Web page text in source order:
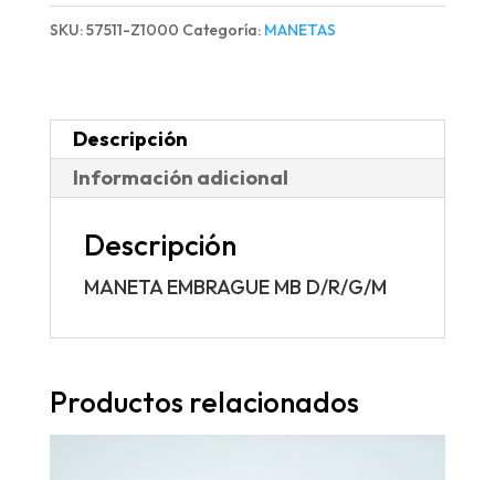
D/R/G/M
SKU:57511-Z1000 Categoría: MANETAS
Descripción
Información adicional
Descripción
MANETA EMBRAGUE MB D/R/G/M
Productos relacionados